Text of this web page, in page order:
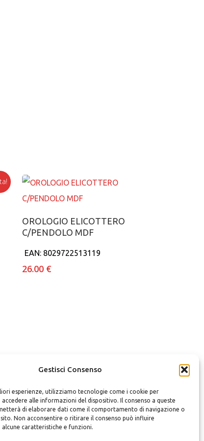
Gestisci Consenso
esperienze, utilizziamo tecnologie come i cookie per
alle informazioni del dispositivo. Il consenso a queste
di elaborare dati come il comportamento di navigazione o
sito. Non acconsentire o ritirare il consenso può influire
alcune caratteristiche e funzioni.
Aggiungi al carrello
OROLOGIO ELICOTTERO
C/PENDOLO MDF
EAN: 8029722513119
26.00 €